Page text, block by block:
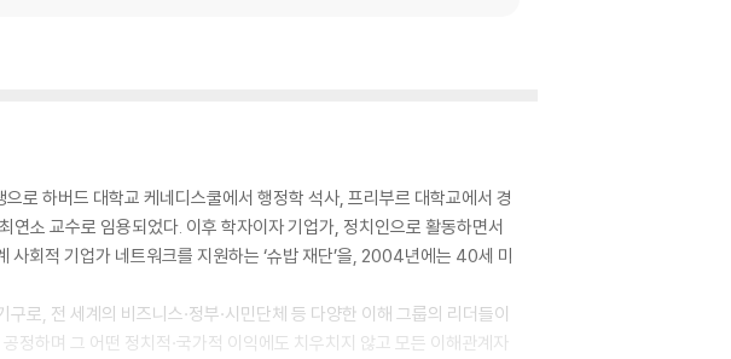
하버드 대학교 케네디스쿨에서 행정학 석사, 프리부르 대학교에서 경
소 교수로 임용되었다. 이후 학자이자 기업가, 정치인으로 활동하면서
회적 기업가 네트워크를 지원하는 ‘슈밥 재단’을, 2004년에는 40세 미
로, 전 세계의 비즈니스·정부·시민단체 등 다양한 이해 그룹의 리더들이
정하며 그 어떤 정치적·국가적 이익에도 치우치지 않고 모든 이해관계자